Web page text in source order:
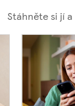
Stáhněte si jí